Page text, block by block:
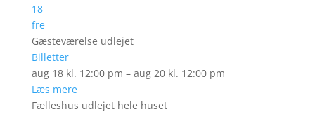
18
fre
Gæsteværelse udlejet
Billetter
aug 18 kl. 12:00 pm – aug 20 kl. 12:00 pm
Læs mere
Fælleshus udlejet hele huset